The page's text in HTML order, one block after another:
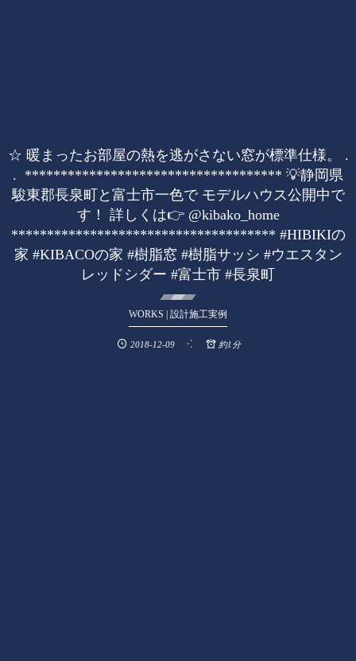
☆ 暖まったお部屋の熱を逃がさない窓が標準仕様。 .
. ************************************ 💡静岡県
駿東郡長泉町と富士市一色で モデルハウス公開中で
す！ 詳しくは👉 @kibako_home
************************************* #HIBIKIの
家 #KIBACOの家 #樹脂窓 #樹脂サッシ #ウエスタン
レッドシダー #富士市 #長泉町
WORKS | 設計施工実例
2018-12-09 約1分